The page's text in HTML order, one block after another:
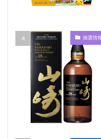
抽選情